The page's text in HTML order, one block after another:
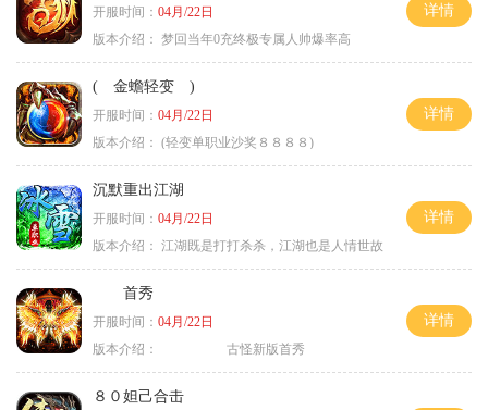
开服时间： 04月/22日
版本介绍： 梦回当年0充终极专属人帅爆率高
详情
( 金蟾轻变 )
开服时间： 04月/22日
版本介绍： (轻变单职业沙奖８８８８)
详情
沉默重出江湖
开服时间： 04月/22日
版本介绍： 江湖既是打打杀杀，江湖也是人情世故
详情
首秀
开服时间： 04月/22日
版本介绍：
古怪新版首秀
详情
８０妲己合击